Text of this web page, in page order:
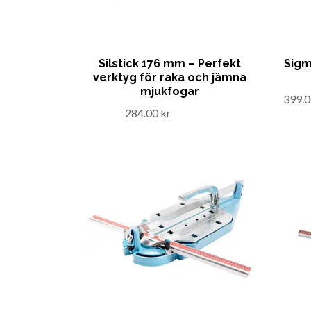
Silstick 176 mm – Perfekt
verktyg för raka och jämna
mjukfogar
284.00 kr